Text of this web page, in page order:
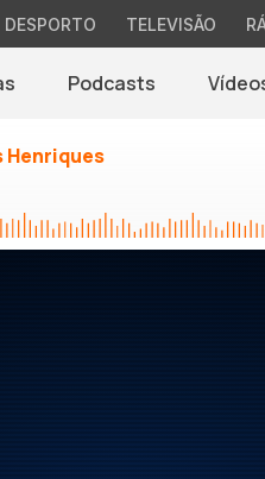
DESPORTO TELEVISÃO
Podcasts
Henriques